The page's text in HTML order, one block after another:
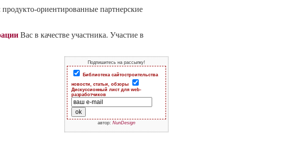
ориентированные партнерские
Вас в качестве участника. Участие в
Подпишитесь на рассылку!
Библиотека сайтостроительства
новости, статьи, обзоры
Дискуссионный лист для web-
разработчиков
автор: NunDesign